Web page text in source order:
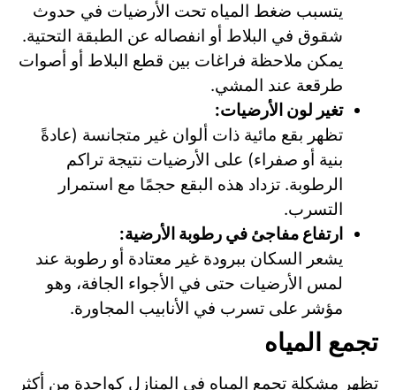
يتسبب ضغط المياه تحت الأرضيات في حدوث
شقوق في البلاط أو انفصاله عن الطبقة التحتية.
يمكن ملاحظة فراغات بين قطع البلاط أو أصوات
طرقعة عند المشي.
تغير لون الأرضيات:
تظهر بقع مائية ذات ألوان غير متجانسة (عادةً
بنية أو صفراء) على الأرضيات نتيجة تراكم
الرطوبة. تزداد هذه البقع حجمًا مع استمرار
التسرب.
ارتفاع مفاجئ في رطوبة الأرضية:
يشعر السكان ببرودة غير معتادة أو رطوبة عند
لمس الأرضيات حتى في الأجواء الجافة، وهو
مؤشر على تسرب في الأنابيب المجاورة.
تجمع المياه
تظهر مشكلة تجمع المياه في المنازل كواحدة من أكثر